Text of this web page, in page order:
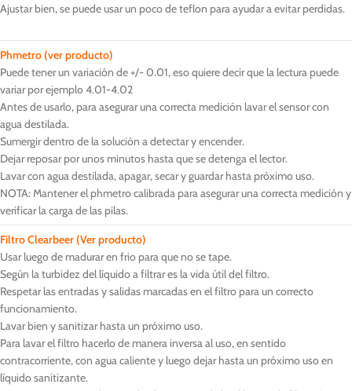
Ajustar bien, se puede usar un poco de teflon para ayudar a evitar perdidas.
Phmetro (ver producto)
Puede tener un variación de +/- 0.01, eso quiere decir que la lectura puede
variar por ejemplo 4.01-4.02
Antes de usarlo, para asegurar una correcta medición lavar el sensor con
agua destilada.
Sumergir dentro de la solución a detectar y encender.
Dejar reposar por unos minutos hasta que se detenga el lector.
Lavar con agua destilada, apagar, secar y guardar hasta próximo uso.
NOTA: Mantener el phmetro calibrada para asegurar una correcta medición y
verificar la carga de las pilas.
Filtro Clearbeer (Ver producto)
Usar luego de madurar en frio para que no se tape.
Según la turbidez del líquido a filtrar es la vida útil del filtro.
Respetar las entradas y salidas marcadas en el filtro para un correcto
funcionamiento.
Lavar bien y sanitizar hasta un próximo uso.
Para lavar el filtro hacerlo de manera inversa al uso, en sentido
contracorriente, con agua caliente y luego dejar hasta un próximo uso en
líquido sanitizante.